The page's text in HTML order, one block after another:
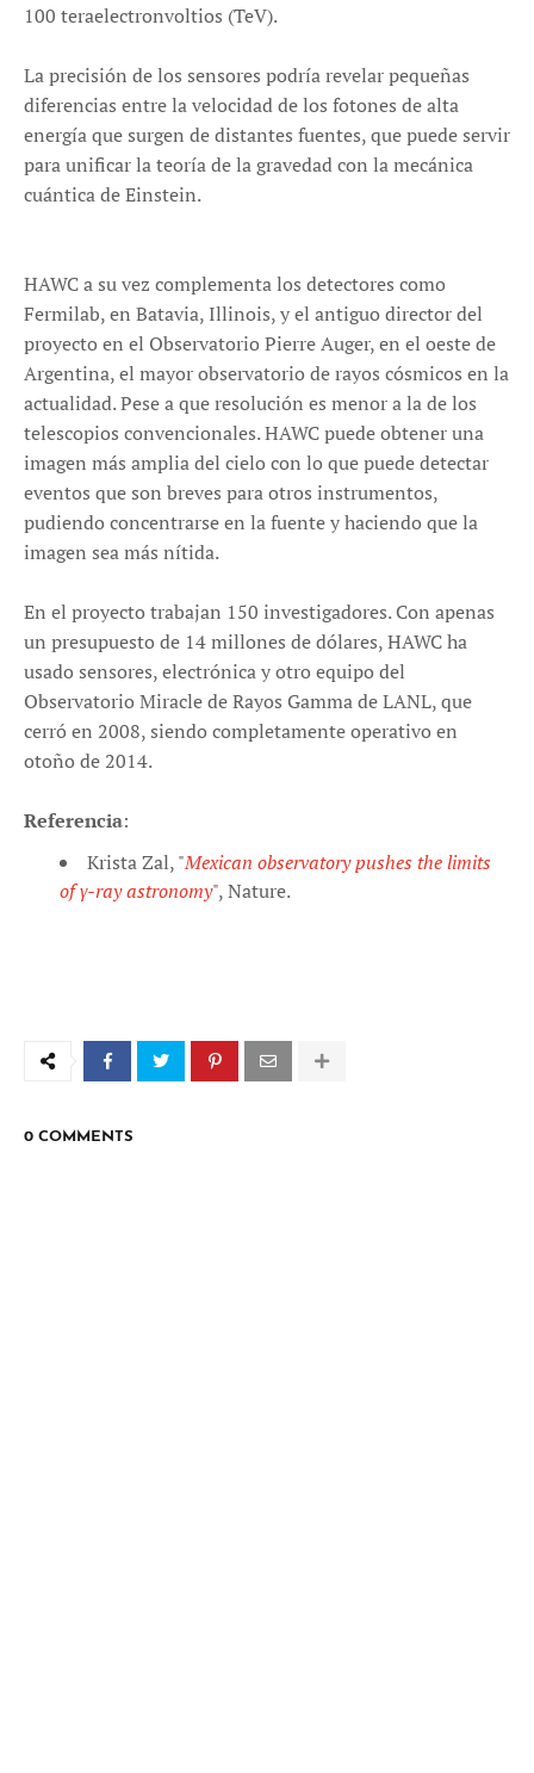
100 teraelectronvoltios (TeV).
La precisión de los sensores podría revelar pequeñas
diferencias entre la velocidad de los fotones de alta
energía que surgen de distantes fuentes, que puede servir
para unificar la teoría de la gravedad con la mecánica
cuántica de Einstein.
HAWC a su vez complementa los detectores como
Fermilab, en Batavia, Illinois, y el antiguo director del
proyecto en el Observatorio Pierre Auger, en el oeste de
Argentina, el mayor observatorio de rayos cósmicos en la
actualidad. Pese a que resolución es menor a la de los
telescopios convencionales. HAWC puede obtener una
imagen más amplia del cielo con lo que puede detectar
eventos que son breves para otros instrumentos,
pudiendo concentrarse en la fuente y haciendo que la
imagen sea más nítida.
En el proyecto trabajan 150 investigadores. Con apenas
un presupuesto de 14 millones de dólares, HAWC ha
usado sensores, electrónica y otro equipo del
Observatorio Miracle de Rayos Gamma de LANL, que
cerró en 2008, siendo completamente operativo en
otoño de 2014.
Referencia:
Krista Zal, "Mexican observatory pushes the limits
of γ-ray astronomy", Nature.
0 COMMENTS